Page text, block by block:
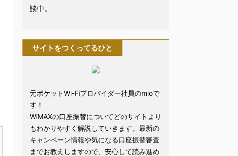
談中。
サイトをつくってるひと
元ポケットWi-Fiプロバイダー社員のmioで
す！
WiMAXの口座振替についてどのサイトより
もわかりやすく解説していきます。最新の
キャンペーン情報や気になる口座振替審査
までお教えしますので、安心して読み進め